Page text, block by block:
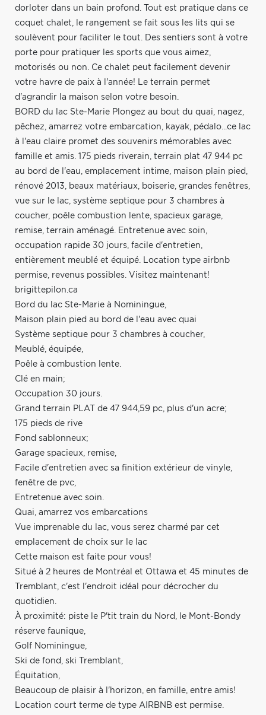
dorloter dans un bain profond. Tout est pratique dans ce
coquet chalet, le rangement se fait sous les lits qui se
soulèvent pour faciliter le tout. Des sentiers sont à votre
porte pour pratiquer les sports que vous aimez,
motorisés ou non. Ce chalet peut facilement devenir
votre havre de paix à l'année! Le terrain permet
d'agrandir la maison selon votre besoin.
BORD du lac Ste-Marie Plongez au bout du quai, nagez,
pêchez, amarrez votre embarcation, kayak, pédalo...ce lac
à l'eau claire promet des souvenirs mémorables avec
famille et amis. 175 pieds riverain, terrain plat 47 944 pc
au bord de l'eau, emplacement intime, maison plain pied,
rénové 2013, beaux matériaux, boiserie, grandes fenêtres,
vue sur le lac, système septique pour 3 chambres à
coucher, poêle combustion lente, spacieux garage,
remise, terrain aménagé. Entretenue avec soin,
occupation rapide 30 jours, facile d'entretien,
entièrement meublé et équipé. Location type airbnb
permise, revenus possibles. Visitez maintenant!
brigittepilon.ca
Bord du lac Ste-Marie à Nominingue,
Maison plain pied au bord de l'eau avec quai
Système septique pour 3 chambres à coucher,
Meublé, équipée,
Poêle à combustion lente.
Clé en main;
Occupation 30 jours.
Grand terrain PLAT de 47 944,59 pc, plus d'un acre;
175 pieds de rive
Fond sablonneux;
Garage spacieux, remise,
Facile d'entretien avec sa finition extérieur de vinyle,
fenêtre de pvc,
Entretenue avec soin.
Quai, amarrez vos embarcations
Vue imprenable du lac, vous serez charmé par cet
emplacement de choix sur le lac
Cette maison est faite pour vous!
Situé à 2 heures de Montréal et Ottawa et 45 minutes de
Tremblant, c'est l'endroit idéal pour décrocher du
quotidien.
À proximité: piste le P'tit train du Nord, le Mont-Bondy
réserve faunique,
Golf Nominingue,
Ski de fond, ski Tremblant,
Équitation,
Beaucoup de plaisir à l'horizon, en famille, entre amis!
Location court terme de type AIRBNB est permise.